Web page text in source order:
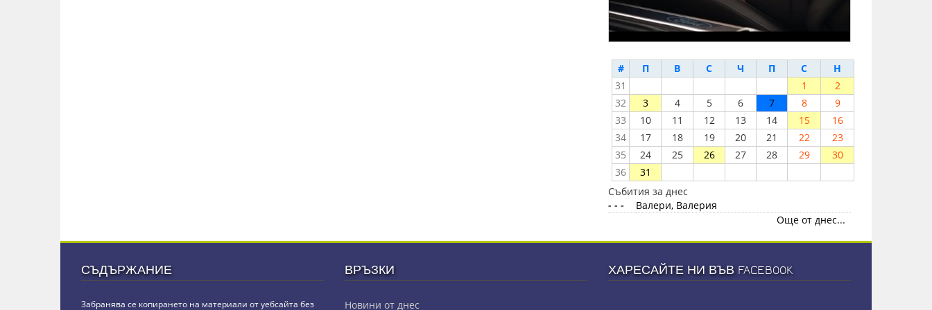
# П В С Ч П С
Н
31
1
2
32
3 4 5 6 7 8
9
33
10 11 12 13 14 15
16
34
17 18 19 20 21 22
23
35
24 25 26 27 28 29
30
36
31
Събития за днес
- - -
Валери, Валерия
Още от днес...
СЪДЪРЖАНИЕ
Забранява се копирането на материали от уебсайта без
ВРЪЗКИ
Новини от днес
ХАРЕСАЙТЕ НИ ВЪВ FACEBOOK